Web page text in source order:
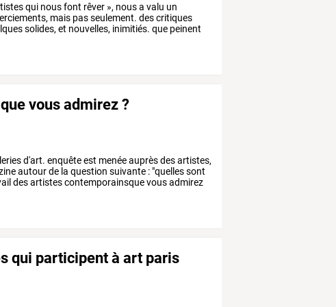
qui nousfont rêver », nousa valu un
mais passeulement. descritiques
solides, et nouvelles, inimitiés. que peinent
vous admirez ?
d'art. enquêteest menéeauprèsdesartistes,
autourde la question suivante : "quellessont
desartistescontemporainsquevousadmirez
qui participent à art paris